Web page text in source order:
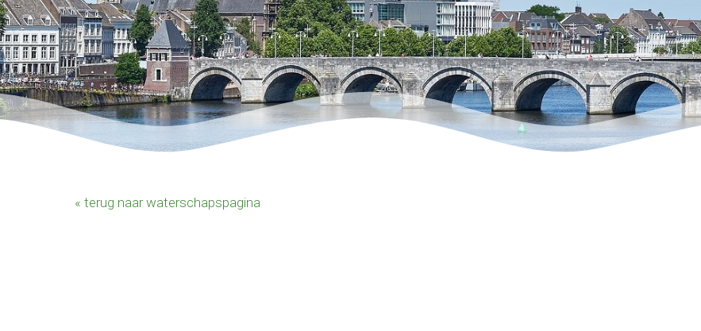
« terug naar waterschapspagina